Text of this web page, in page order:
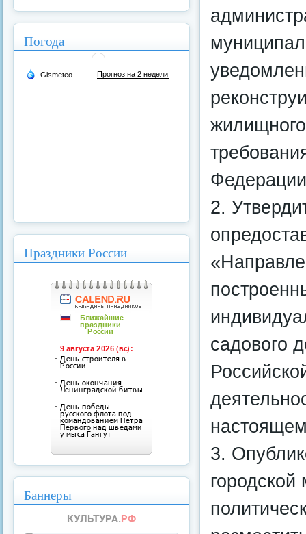
2.
садового
3.
Погода
Праздники России
Баннеры